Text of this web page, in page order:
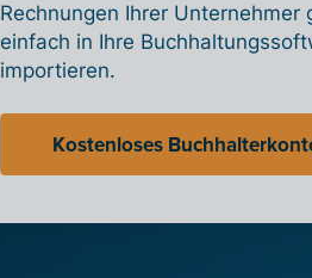
Rechnungen Ihrer Unternehmer
einfach in Ihre
importieren.
Kostenloses